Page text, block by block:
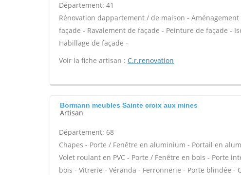
Département: 41
Rénovation dappartement / de maison -
façade - Ravalement de façade - Peinture de façade -
Habillage de façade -
Voir la fiche artisan : C.r.renovation
Bormann meubles Sainte croix aux mines
Artisan
Département: 68
Chapes - Porte / Fenêtre en aluminium - Portail en
Volet roulant en PVC - Porte / Fenêtre en bois - Porte
bois - Vitrerie - Véranda - Ferronnerie - Porte blindée -